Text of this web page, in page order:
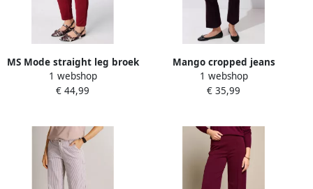
MS Mode straight leg broek
Plus Size donkerrood
1 webshop
€ 44,99
Mango cropped jeans
donkerrood
1 webshop
€ 35,99